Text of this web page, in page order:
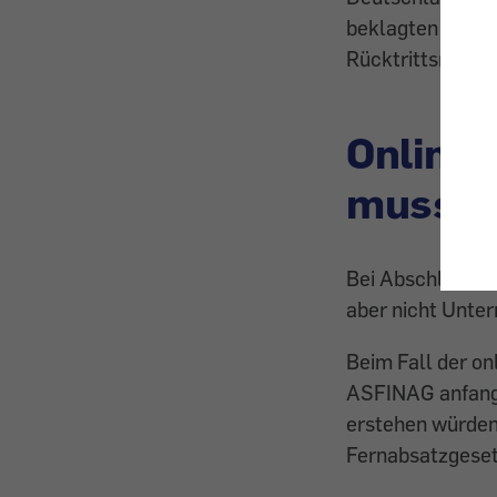
beklagten
Rücktrittsrecht
Online
muss
Bei Abschluss
aber nicht
Beim Fall der
ASFINAG
erstehen